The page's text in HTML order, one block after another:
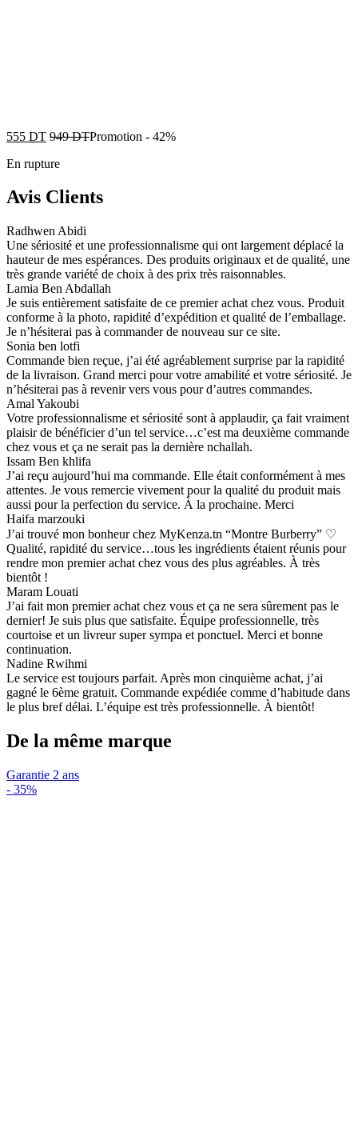
555 DT 949DTPromotion - 42%
En rupture
Avis Clients
Radhwen Abidi
Une sériosité et une professionnalisme qui ont largement déplacé la
hauteur de mes espérances. Des produits originaux et de qualité, une
très grande variété de choix à des prix très raisonnables.
Lamia Ben Abdallah
Je suis entièrement satisfaite de ce premier achat chez vous. Produit
conforme à la photo, rapidité d’expédition et qualité de l’emballage.
Je n’hésiterai pas à commander de nouveau sur ce site.
Sonia ben lotfi
Commande bien reçue, j’ai été agréablement surprise par la rapidité
de la livraison. Grand merci pour votre amabilité et votre sériosité. Je
n’hésiterai pas à revenir vers vous pour d’autres commandes.
Amal Yakoubi
Votre professionnalisme et sériosité sont à applaudir, ça fait vraiment
plaisir de bénéficier d’un tel service…c’est ma deuxième commande
chez vous et ça ne serait pas la dernière nchallah.
Issam Ben khlifa
J’ai reçu aujourd’hui ma commande. Elle était conformément à mes
attentes. Je vous remercie vivement pour la qualité du produit mais
aussi pour la perfection du service. À la prochaine. Merci
Haifa marzouki
J’ai trouvé mon bonheur chez MyKenza.tn “Montre Burberry” ♡
Qualité, rapidité du service…tous les ingrédients étaient réunis pour
rendre mon premier achat chez vous des plus agréables. À très
bientôt !
Maram Louati
J’ai fait mon premier achat chez vous et ça ne sera sûrement pas le
dernier! Je suis plus que satisfaite. Équipe professionnelle, très
courtoise et un livreur super sympa et ponctuel. Merci et bonne
continuation.
Nadine Rwihmi
Le service est toujours parfait. Après mon cinquième achat, j’ai
gagné le 6ème gratuit. Commande expédiée comme d’habitude dans
le plus bref délai. L’équipe est très professionnelle. À bientôt!
De la même marque
Garantie 2 ans
- 35%